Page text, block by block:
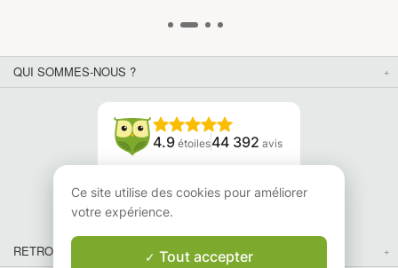
QUI SOMMES-NOUS ?
4.9 étoiles44 392 avis
Lisez nos avis
RETROUVEZ-NOUS
Ce site utilise des cookies pour améliorer
votre expérience.
Tout accepter